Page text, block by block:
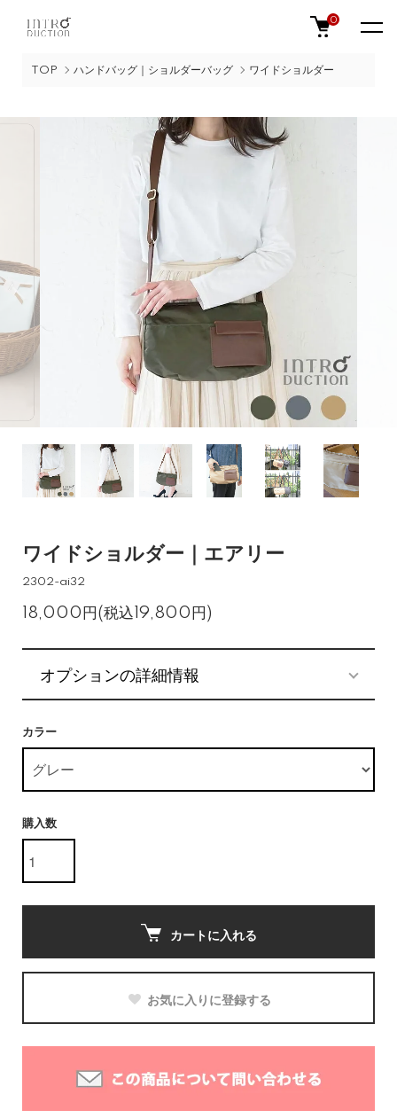
0
TOP ハンドバッグ｜ショルダーバッグ ワイドショルダー
ワイドショルダー｜エアリー
2302-ai32
18,000円(税込19,800円)
オプションの詳細情報
カラー
購入数
カートに入れる
お気に入りに登録する